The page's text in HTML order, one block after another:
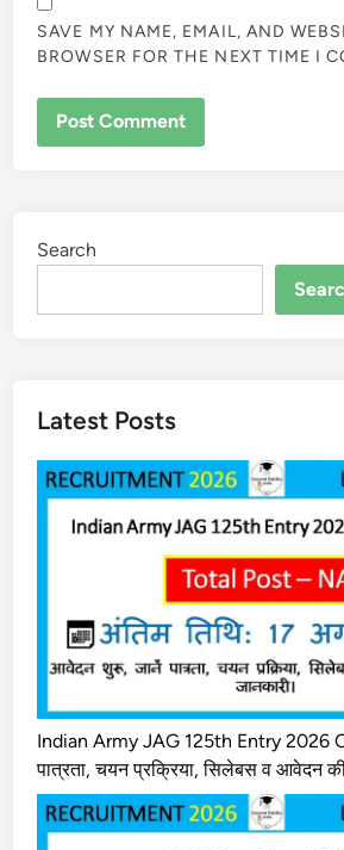
SAVE MY NAME, EMAIL, AND
BROWSER FOR THE NEXT TIME I
Search
Latest Posts
Indian Army JAG 125th Entry 2026
पात्रता, चयन प्रक्रिया, सिलेबस व आवेदन की